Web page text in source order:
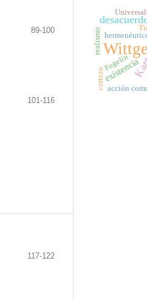
89-100
101-116
117-122
existencia
acción
realismo
Fogelin
certeza